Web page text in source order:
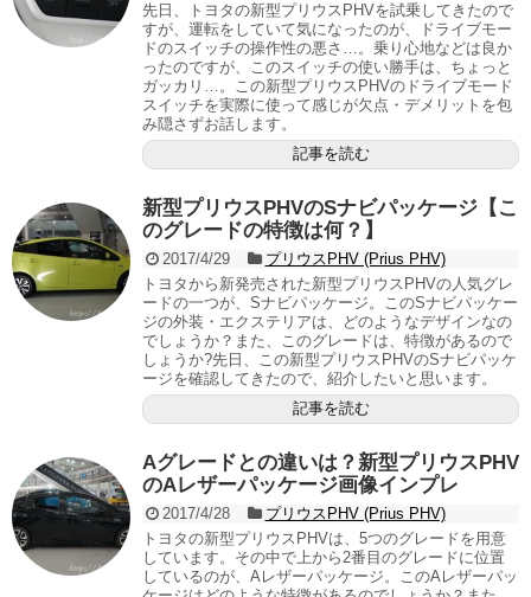
先日、トヨタの新型プリウスPHVを試乗してきたので
すが、運転をしていて気になったのが、ドライブモー
ドのスイッチの操作性の悪さ…。乗り心地などは良か
ったのですが、このスイッチの使い勝手は、ちょっと
ガッカリ…。この新型プリウスPHVのドライブモード
スイッチを実際に使って感じが欠点・デメリットを包
み隠さずお話します。
記事を読む
新型プリウスPHVのSナビパッケージ【こ
のグレードの特徴は何？】
2017/4/29
プリウスPHV (Prius PHV)
トヨタから新発売された新型プリウスPHVの人気グレ
ードの一つが、Sナビパッケージ。このSナビパッケー
ジの外装・エクステリアは、どのようなデザインなの
でしょうか？また、このグレードは、特徴があるので
しょうか?先日、この新型プリウスPHVのSナビパッケ
ージを確認してきたので、紹介したいと思います。
記事を読む
Aグレードとの違いは？新型プリウスPHV
のAレザーパッケージ画像インプレ
2017/4/28
プリウスPHV (Prius PHV)
トヨタの新型プリウスPHVは、5つのグレードを用意
しています。その中で上から2番目のグレードに位置
しているのが、Aレザーパッケージ。このAレザーパッ